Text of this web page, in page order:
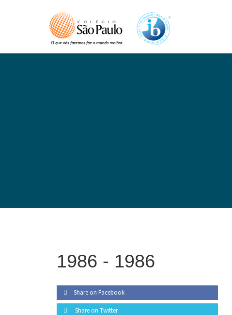
1986 - 1986
Share on Facebook
Share on Twitter